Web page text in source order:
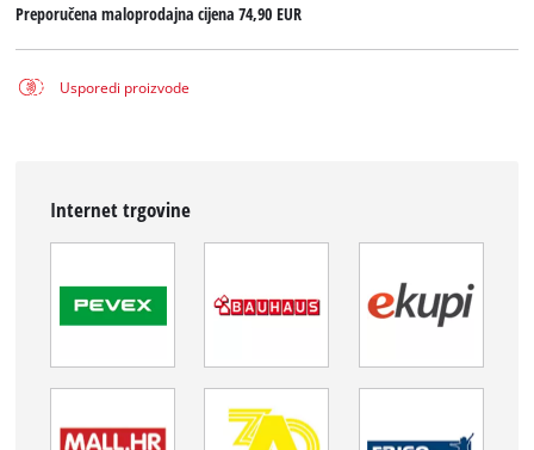
Preporučena maloprodajna cijena74,90 EUR
Usporedi proizvode
Internet trgovine